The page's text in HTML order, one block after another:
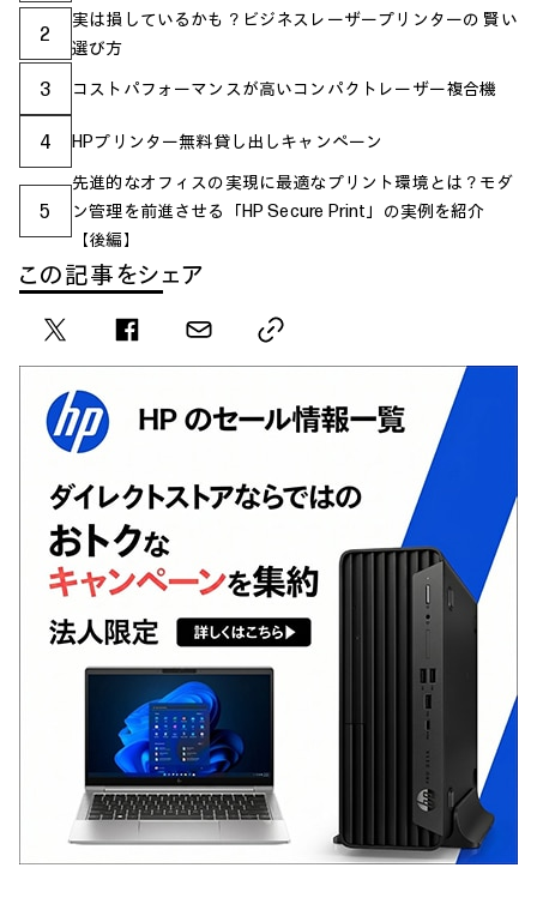
2
実は損しているかも？ビジネスレーザープリンターの 賢い
選び方
3 コストパフォーマンスが高いコンパクトレーザー複合機
4 HPプリンター無料貸し出しキャンペーン
5
先進的なオフィスの実現に最適なプリント環境とは？モダ
ン管理を前進させる「HP Secure Print」の実例を紹介
【後編】
この記事をシェア